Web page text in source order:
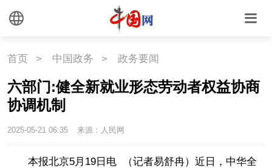
助残
海洋 草原
联盟 心理 老年
首页 > 中国政务 > 政务要闻
六部门:健全新就业形态劳动者权益协商
协调机制
2025-05-21 06:35 来源：人民网
本报北京5月19日电 （记者易舒冉）近日，中华全